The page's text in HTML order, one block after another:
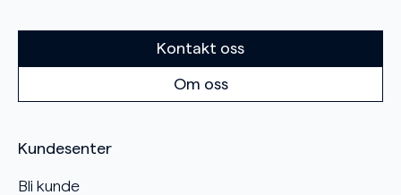
Kundesenter
Bli kunde
Kontakt oss
Om oss